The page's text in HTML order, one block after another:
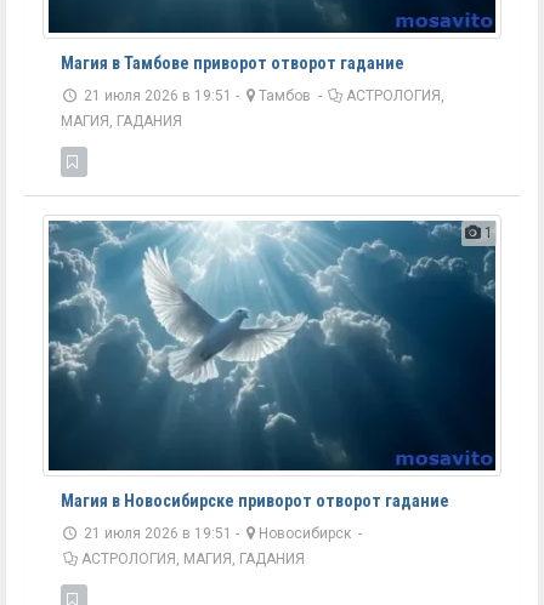
Магия в Тамбове приворот отворот гадание
21 июля 2026 в 19:51 - Тамбов -
АСТРОЛОГИЯ,
МАГИЯ, ГАДАНИЯ
1
Магия в Новосибирске приворот отворот гадание
21 июля 2026 в 19:51 - Новосибирск -
АСТРОЛОГИЯ, МАГИЯ, ГАДАНИЯ